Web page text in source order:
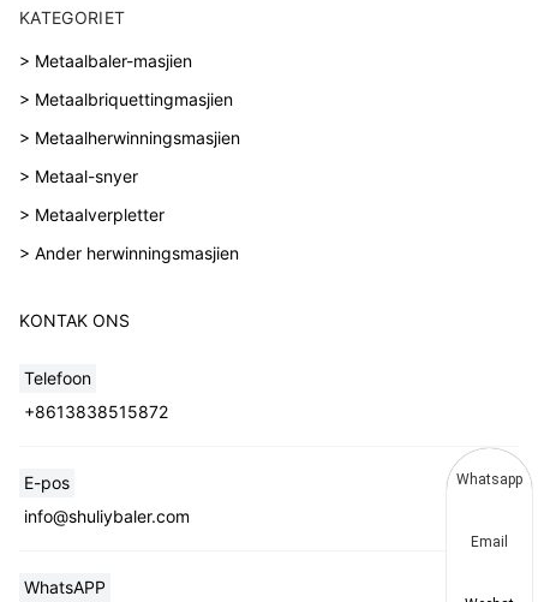
KATEGORIET
> Metaalbaler-masjien
> Metaalbriquettingmasjien
> Metaalherwinningsmasjien
> Metaal-snyer
> Metaalverpletter
> Ander herwinningsmasjien
KONTAK ONS
Telefoon
+8613838515872
E-pos
info@shuliybaler.com
WhatsAPP
Whatsapp
Email